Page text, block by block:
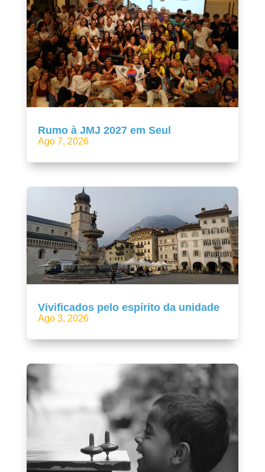
Rumo à JMJ 2027 em Seul
Ago 7, 2026
Vivificados pelo espírito da unidade
Ago 3, 2026